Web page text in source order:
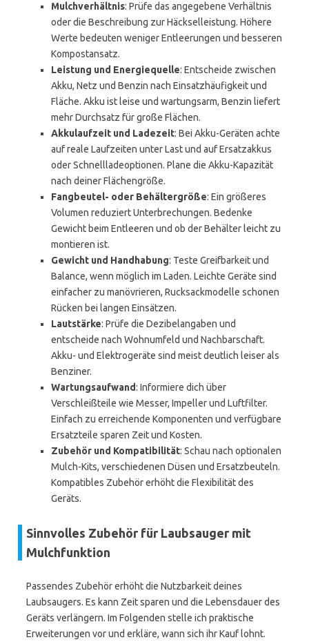
Mulchverhältnis: Prüfe das angegebene Verhältnis
oder die Beschreibung zur Häckselleistung. Höhere
Werte bedeuten weniger Entleerungen und besseren
Kompostansatz.
Leistung und Energiequelle: Entscheide zwischen
Akku, Netz und Benzin nach Einsatzhäufigkeit und
Fläche. Akku ist leise und wartungsarm, Benzin liefert
mehr Durchsatz für große Flächen.
Akkulaufzeit und Ladezeit: Bei Akku-Geräten achte
auf reale Laufzeiten unter Last und auf Ersatzakkus
oder Schnellladeoptionen. Plane die Akku-Kapazität
nach deiner Flächengröße.
Fangbeutel- oder Behältergröße: Ein größeres
Volumen reduziert Unterbrechungen. Bedenke
Gewicht beim Entleeren und ob der Behälter leicht zu
montieren ist.
Gewicht und Handhabung: Teste Greifbarkeit und
Balance, wenn möglich im Laden. Leichte Geräte sind
einfacher zu manövrieren, Rucksackmodelle schonen
Rücken bei langen Einsätzen.
Lautstärke: Prüfe die Dezibelangaben und
entscheide nach Wohnumfeld und Nachbarschaft.
Akku- und Elektrogeräte sind meist deutlich leiser als
Benziner.
Wartungsaufwand: Informiere dich über
Verschleißteile wie Messer, Impeller und Luftfilter.
Einfach zu erreichende Komponenten und verfügbare
Ersatzteile sparen Zeit und Kosten.
Zubehör und Kompatibilität: Schau nach optionalen
Mulch-Kits, verschiedenen Düsen und Ersatzbeuteln.
Kompatibles Zubehör erhöht die Flexibilität des
Geräts.
Sinnvolles Zubehör für Laubsauger mit
Mulchfunktion
Passendes Zubehör erhöht die Nutzbarkeit deines
Laubsaugers. Es kann Zeit sparen und die Lebensdauer des
Geräts verlängern. Im Folgenden stelle ich praktische
Erweiterungen vor und erkläre, wann sich ihr Kauf lohnt.